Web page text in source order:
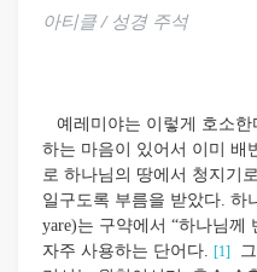
아티클 / 성경 주석
예레미야는 이렇게 호소한
하는 마음이 있어서 이미 배
로 하나님의 땅에서 청지기
일구도록 부름을 받았다. 하
yare)는 구약에서 “하나님께
자주 사용하는 단어다. [1]